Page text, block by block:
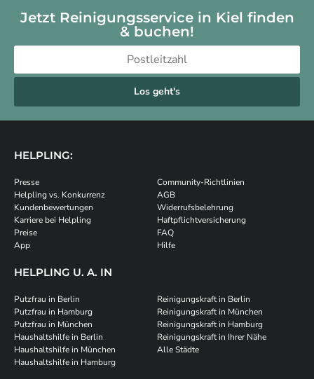
Jetzt Reinigungsservice in Kiel finden
& buchen!
Los geht's
HELPLING:
Presse
Helpling vs. Konkurrenz
Kundenbewertungen
Karriere bei Helpling
Preise
App
Community-Richtlinien
AGB
Widerrufsbelehrung
Haftpflichtversicherung
FAQ
Hilfe
HELPLING U. A. IN
Putzfrau in Berlin
Putzfrau in Hamburg
Putzfrau in München
Haushaltshilfe in Berlin
Haushaltshilfe in München
Haushaltshilfe in Hamburg
Reinigungskraft in Berlin
Reinigungskraft in München
Reinigungskraft in Hamburg
Reinigungskraft in Ihrer Nähe
Alle Städte